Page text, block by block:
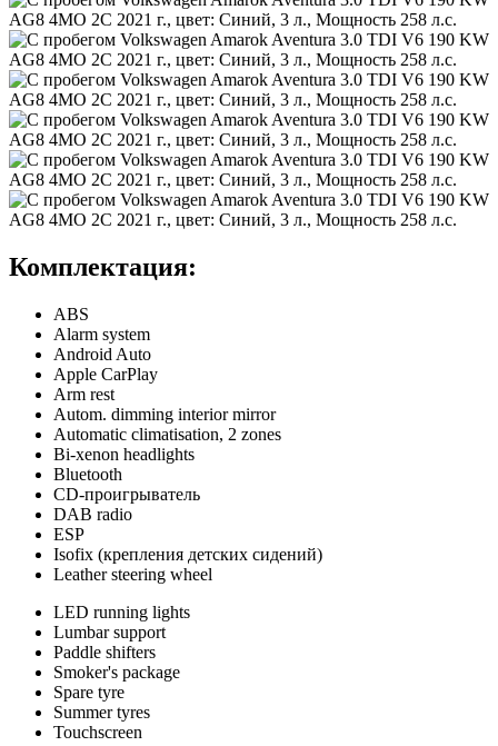
Комплектация:
ABS
Alarm system
Android Auto
Apple CarPlay
Arm rest
Autom. dimming interior mirror
Automatic climatisation, 2 zones
Bi-xenon headlights
Bluetooth
CD-проигрыватель
DAB radio
ESP
Isofix (крепления детских сидений)
Leather steering wheel
LED running lights
Lumbar support
Paddle shifters
Smoker's package
Spare tyre
Summer tyres
Touchscreen